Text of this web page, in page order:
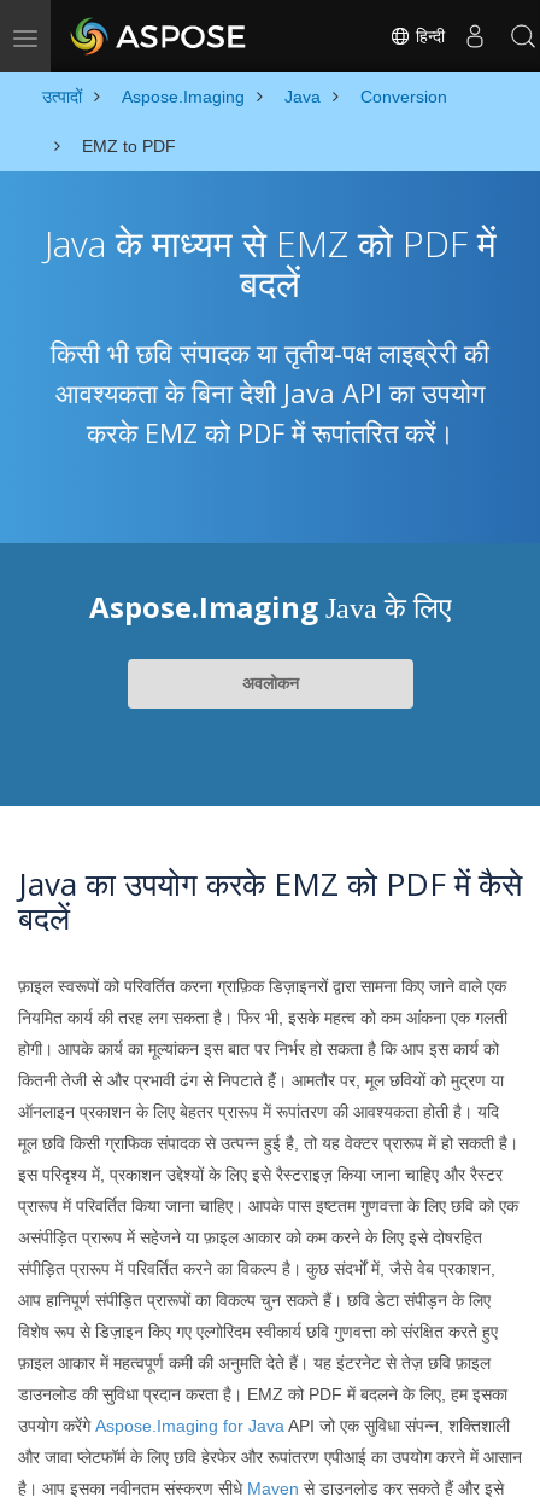
Toggle navigation हिन्दी
उत्पादों Aspose.Imaging Java Conversion
EMZ to PDF
Java के माध्यम से EMZ को PDF में
बदलें
किसी भी छवि संपादक या तृतीय-पक्ष लाइब्रेरी की
आवश्यकता के बिना देशी Java API का उपयोग
करके EMZ को PDF में रूपांतरित करें।
Aspose.Imaging Java के लिए
अवलोकन
Java का उपयोग करके EMZ को PDF में कैसे
बदलें
फ़ाइल स्वरूपों को परिवर्तित करना ग्राफ़िक डिज़ाइनरों द्वारा सामना किए जाने वाले एक
नियमित कार्य की तरह लग सकता है। फिर भी, इसके महत्व को कम आंकना एक गलती
होगी। आपके कार्य का मूल्यांकन इस बात पर निर्भर हो सकता है कि आप इस कार्य को
कितनी तेजी से और प्रभावी ढंग से निपटाते हैं। आमतौर पर, मूल छवियों को मुद्रण या
ऑनलाइन प्रकाशन के लिए बेहतर प्रारूप में रूपांतरण की आवश्यकता होती है। यदि
मूल छवि किसी ग्राफिक संपादक से उत्पन्न हुई है, तो यह वेक्टर प्रारूप में हो सकती है।
इस परिदृश्य में, प्रकाशन उद्देश्यों के लिए इसे रैस्टराइज़ किया जाना चाहिए और रैस्टर
प्रारूप में परिवर्तित किया जाना चाहिए। आपके पास इष्टतम गुणवत्ता के लिए छवि को एक
असंपीड़ित प्रारूप में सहेजने या फ़ाइल आकार को कम करने के लिए इसे दोषरहित
संपीड़ित प्रारूप में परिवर्तित करने का विकल्प है। कुछ संदर्भों में, जैसे वेब प्रकाशन,
आप हानिपूर्ण संपीड़ित प्रारूपों का विकल्प चुन सकते हैं। छवि डेटा संपीड़न के लिए
विशेष रूप से डिज़ाइन किए गए एल्गोरिदम स्वीकार्य छवि गुणवत्ता को संरक्षित करते हुए
फ़ाइल आकार में महत्वपूर्ण कमी की अनुमति देते हैं। यह इंटरनेट से तेज़ छवि फ़ाइल
डाउनलोड की सुविधा प्रदान करता है। EMZ को PDF में बदलने के लिए, हम इसका
उपयोग करेंगेAspose.Imaging for Java API जो एक सुविधा संपन्न, शक्तिशाली
और जावा प्लेटफॉर्म के लिए छवि हेरफेर और रूपांतरण एपीआई का उपयोग करने में आसान
है। आप इसका नवीनतम संस्करण सीधे Maven से डाउनलोड कर सकते हैं और इसे